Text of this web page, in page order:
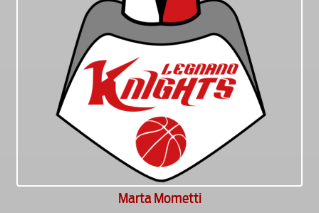
Marta Mometti